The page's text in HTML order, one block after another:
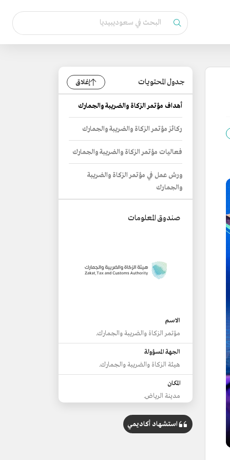
جدول المحتويات إغلاق
أهداف مؤتمر الزكاة والضريبة والجمارك
ركائز مؤتمر الزكاة والضريبة والجمارك
فعاليات مؤتمر الزكاة والضريبة والجمارك
ورش عمل في مؤتمر الزكاة والضريبة
والجمارك
صندوق المعلومات
الاسم
مؤتمر الزكاة والضريبة والجمارك.
الجهة المسؤولة
هيئة الزكاة والضريبة والجمارك.
المكان
مدينة الرياض.
تاريخ الانعقاد
2023م.
استشهاد أكاديمي